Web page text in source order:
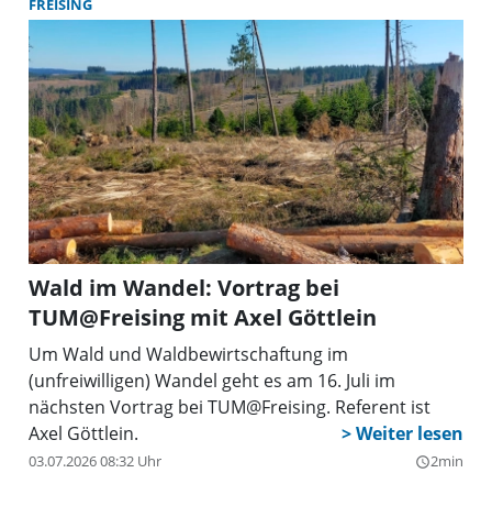
Wald im Wandel: Vortrag bei
TUM@Freising mit Axel Göttlein
Um Wald und Waldbewirtschaftung im
(unfreiwilligen) Wandel geht es am 16. Juli im
nächsten Vortrag bei TUM@Freising. Referent ist
Axel Göttlein.
03.07.2026 08:32 Uhr query_builder2min